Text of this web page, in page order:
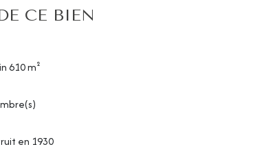
CE BIEN
610 m²
en 1930